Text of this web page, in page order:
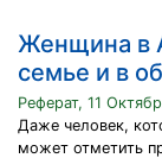
Женщина в
семье и в
Реферат, 11
Даже человек,
может отметить